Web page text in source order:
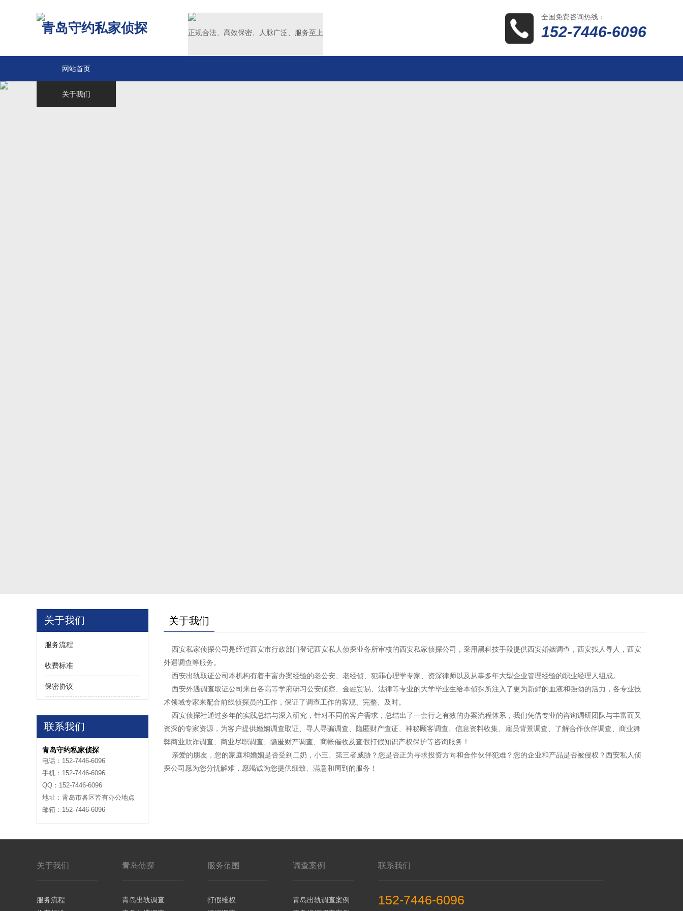
青岛守约私家侦探 正规合法、高效保密、人脉广泛、服务至上
全国免费咨询热线：
152-7446-6096
网站首页
关于我们
关于我们
服务流程
收费标准
保密协议
联系我们
青岛守约私家侦探
电话：152-7446-6096
手机：152-7446-6096
QQ：152-7446-6096
地址：青岛市各区皆有办公地点
邮箱：152-7446-6096
关于我们
西安私家侦探公司是经过西安市行政部门登记西安私人侦探业务所审核的西安私家侦探公司，采用黑科技手段提供西安婚姻调查，西安找人寻人，西安
外遇调查等服务。
西安出轨取证公司本机构有着丰富办案经验的老公安、老经侦、犯罪心理学专家、资深律师以及从事多年大型企业管理经验的职业经理人组成。
西安外遇调查取证公司来自各高等学府研习公安侦察、金融贸易、法律等专业的大学毕业生给本侦探所注入了更为新鲜的血液和强劲的活力，各专业技
术领域专家来配合前线侦探员的工作，保证了调查工作的客观、完整、及时。
西安侦探社通过多年的实践总结与深入研究，针对不同的客户需求，总结出了一套行之有效的办案流程体系，我们凭借专业的咨询调研团队与丰富而又
资深的专家资源，为客户提供婚姻调查取证、寻人寻骗调查、隐匿财产查证、神秘顾客调查、信息资料收集、雇员背景调查、了解合作伙伴调查、商业舞
弊商业欺诈调查、商业尽职调查、隐匿财产调查、商帐催收及查假打假知识产权保护等咨询服务！
亲爱的朋友，您的家庭和婚姻是否受到二奶，小三、第三者威胁？您是否正为寻求投资方向和合作伙伴犯难？您的企业和产品是否被侵权？西安私人侦
探公司愿为您分忧解难，愿竭诚为您提供细致、满意和周到的服务！
关于我们
服务流程
青岛侦探
青岛出轨调查
服务范围
打假维权
调查案例
青岛出轨调查案例
联系我们
152-7446-6096